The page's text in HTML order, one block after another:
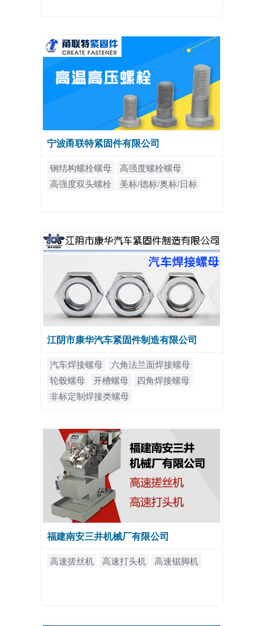
宁波甬联特紧固件有限公司
钢结构螺栓螺母
高强度螺栓螺母
高强度双头螺栓
美标/德标/奥标/日标
江阴市康华汽车紧固件制造有限公司
汽车焊接螺母
六角法兰面焊接螺母
轮毂螺母
开槽螺母
四角焊接螺母
非标定制焊接类螺母
福建南安三井机械厂有限公司
高速搓丝机 高速打头机 高速锯脚机